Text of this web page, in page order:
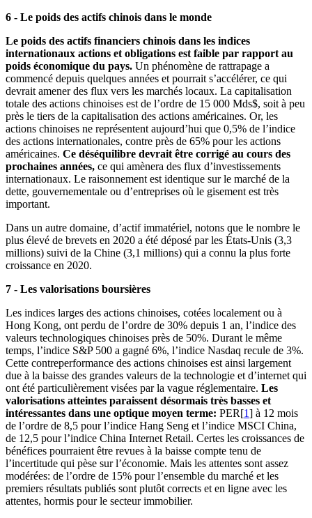
6 - Le poids des actifs chinois dans le monde
Le poids des actifs financiers chinois dans les indices
internationaux actions et obligations est faible par rapport au
poids économique du pays. Un phénomène de rattrapage a
commencé depuis quelques années et pourrait s’accélérer, ce qui
devrait amener des flux vers les marchés locaux. La capitalisation
totale des actions chinoises est de l’ordre de 15 000 Mds$, soit à peu
près le tiers de la capitalisation des actions américaines. Or, les
actions chinoises ne représentent aujourd’hui que 0,5% de l’indice
des actions internationales, contre près de 65% pour les actions
américaines. Ce déséquilibre devrait être corrigé au cours des
prochaines années, ce qui amènera des flux d’investissements
internationaux. Le raisonnement est identique sur le marché de la
dette, gouvernementale ou d’entreprises où le gisement est très
important.
Dans un autre domaine, d’actif immatériel, notons que le nombre le
plus élevé de brevets en 2020 a été déposé par les États-Unis (3,3
millions) suivi de la Chine (3,1 millions) qui a connu la plus forte
croissance en 2020.
7 - Les valorisations boursières
Les indices larges des actions chinoises, cotées localement ou à
Hong Kong, ont perdu de l’ordre de 30% depuis 1 an, l’indice des
valeurs technologiques chinoises près de 50%. Durant le même
temps, l’indice S&P 500 a gagné 6%, l’indice Nasdaq recule de 3%.
Cette contreperformance des actions chinoises est ainsi largement
due à la baisse des grandes valeurs de la technologie et d’internet qui
ont été particulièrement visées par la vague réglementaire. Les
valorisations atteintes paraissent désormais très basses et
intéressantes dans une optique moyen terme: PER[1] à 12 mois
de l’ordre de 8,5 pour l’indice Hang Seng et l’indice MSCI China,
de 12,5 pour l’indice China Internet Retail. Certes les croissances de
bénéfices pourraient être revues à la baisse compte tenu de
l’incertitude qui pèse sur l’économie. Mais les attentes sont assez
modérées: de l’ordre de 15% pour l’ensemble du marché et les
premiers résultats publiés sont plutôt corrects et en ligne avec les
attentes, hormis pour le secteur immobilier.